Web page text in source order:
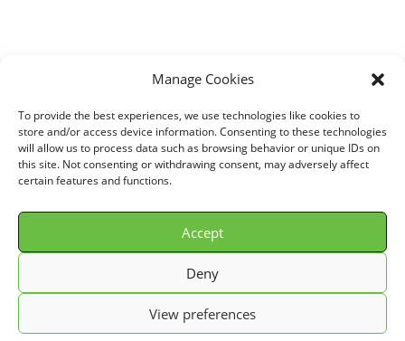
Manage Cookies
To provide the best experiences, we use technologies like cookies to
store and/or access device information. Consenting to these technologies
will allow us to process data such as browsing behavior or unique IDs on
this site. Not consenting or withdrawing consent, may adversely affect
certain features and functions.
Accept
Deny
View preferences
Home VOITURE FORD
1,8L TD (Without air flow meter)
(90 cv)/ Direct air intake kit for FORD ESCORT 1,8L TD (Without air
flow meter) (90 cv) years 93>95 ref. P055BC
© GREEN FILTER 2026. Tous droits réservés.
Conditions Générale de Vente (C.G.V.)